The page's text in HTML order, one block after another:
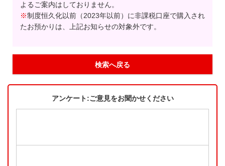
よるご案内はしておりません。
※制度恒久化以前（2023年以前）に非課税口座で購入され
たお預かりは、上記お知らせの対象外です。
検索へ戻る
アンケート:ご意見をお聞かせください